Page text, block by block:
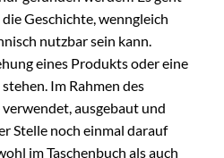
Geschichte, wenngleich
nutzbar sein kann.
eines Produkts oder eine
Im Rahmen des
ausgebaut und
Stelle noch einmal darauf
im Taschenbuch als auch